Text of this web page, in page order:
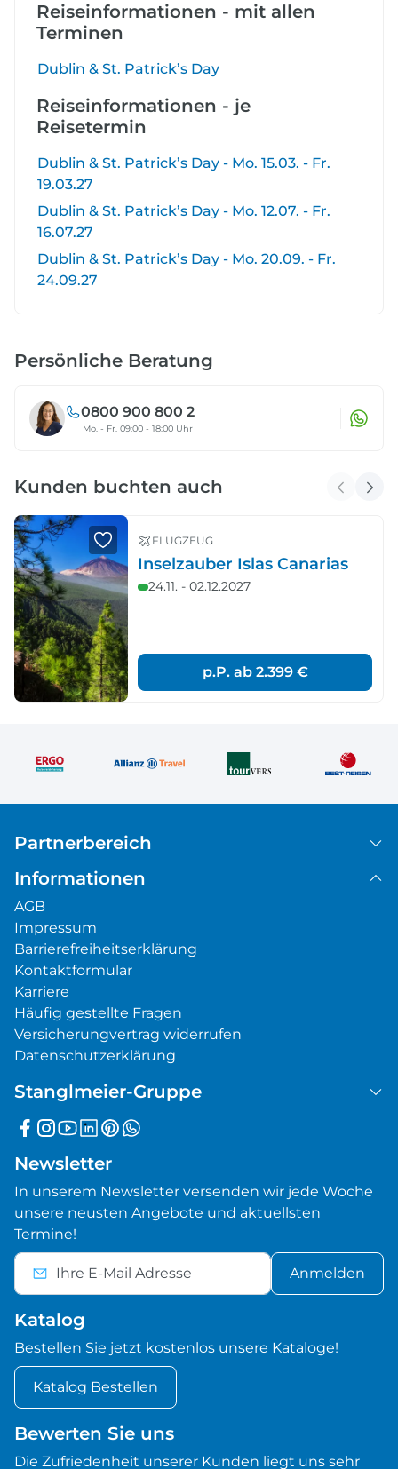
Reiseinformationen - mit allen
Terminen
Dublin & St. Patrick’s Day
Reiseinformationen - je
Reisetermin
Dublin & St. Patrick’s Day - Mo. 15.03. - Fr.
19.03.27
Dublin & St. Patrick’s Day - Mo. 12.07. - Fr.
16.07.27
Dublin & St. Patrick’s Day - Mo. 20.09. - Fr.
24.09.27
Persönliche Beratung
0800 900 800 2
Mo. - Fr. 09:00 - 18:00 Uhr
Kunden buchten auch
FLUGZEUG
Inselzauber Islas Canarias
24.11. - 02.12.2027
p.P. ab 2.399 €
Partnerbereich
Informationen
AGB
Impressum
Barrierefreiheitserklärung
Kontaktformular
Karriere
Häufig gestellte Fragen
Versicherungvertrag widerrufen
Datenschutzerklärung
Stanglmeier-Gruppe
Newsletter
In unserem Newsletter versenden wir jede Woche
unsere neusten Angebote und aktuellsten
Termine!
Anmelden
Katalog
Bestellen Sie jetzt kostenlos unsere Kataloge!
Katalog Bestellen
Bewerten Sie uns
Die Zufriedenheit unserer Kunden liegt uns sehr